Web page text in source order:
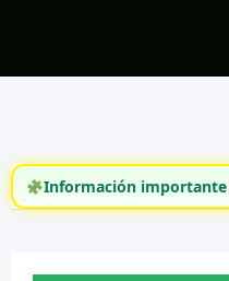
Información importante